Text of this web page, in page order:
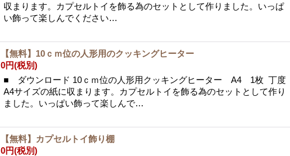
収まります。カプセルトイを飾る為のセットとして作りました。いっぱ
い飾って楽しんでください…
【無料】10ｃｍ位の人形用のクッキングヒーター
0円(税別)
■ ダウンロード 10ｃｍ位の人形用クッキングヒーター A4 1枚 丁度
A4サイズの紙に収まります。カプセルトイを飾る為のセットとして作り
ました。いっぱい飾って楽しんで…
【無料】カプセルトイ飾り棚
0円(税別)